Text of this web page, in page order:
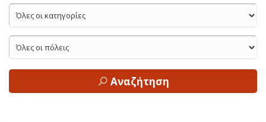
Αναζήτηση